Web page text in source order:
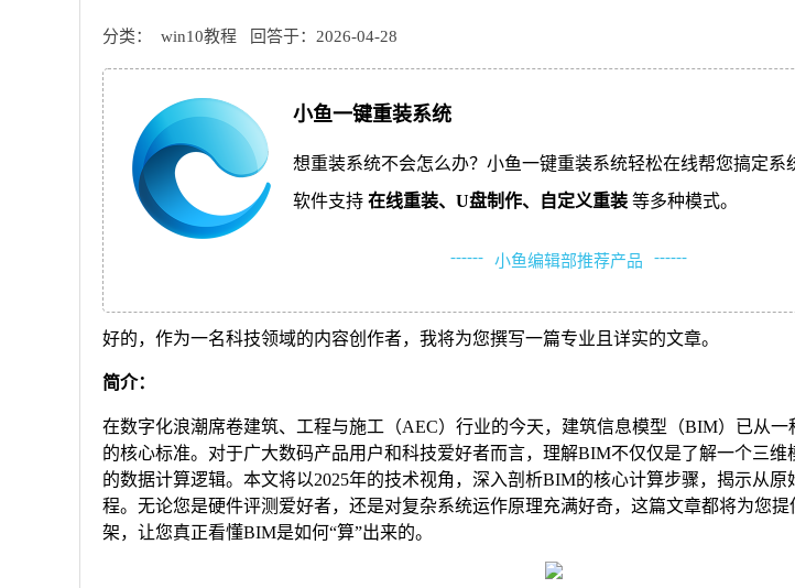
分类： win10教程 回答于：2026-04-28
小鱼一键重装系统
想重装系统不会怎么办？小鱼一键重装系统轻松在线帮您搞定系
软件支持 在线重装、 U盘制作、 自定义重装 等多种模式。
------ 小鱼编辑部推荐产品 ------
好的，作为一名科技领域的内容创作者，我将为您撰写一篇专业且详实的文章。
简介：
在数字化浪潮席卷建筑、工程与施工（AEC）行业的今天，建筑信息模型（BIM）已从
的核心标准。对于广大数码产品用户和科技爱好者而言，理解BIM不仅仅是了解一个三维
的数据计算逻辑。本文将以2025年的技术视角，深入剖析BIM的核心计算步骤，揭示从
程。无论您是硬件评测爱好者，还是对复杂系统运作原理充满好奇，这篇文章都将为您
架，让您真正看懂BIM是如何“算”出来的。